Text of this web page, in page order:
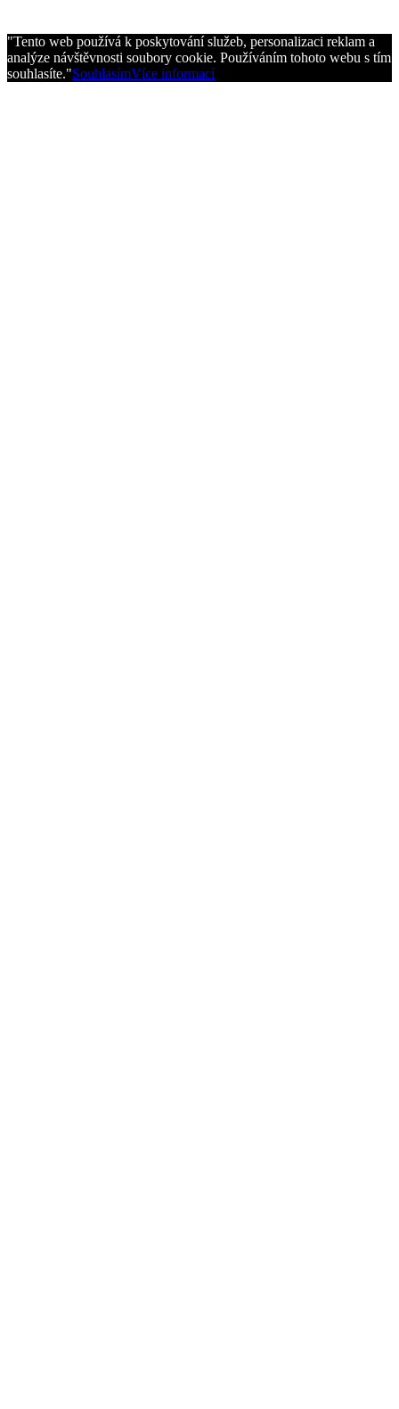
"Tento web používá k poskytování služeb, personalizaci reklam a
analýze návštěvnosti soubory cookie. Používáním tohoto webu s tím
souhlasíte."SouhlasímVíce informací